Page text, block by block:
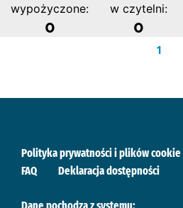
wypożyczone:
0
w czytelni:
0
1
Polityka prywatności i plików cookie
FAQ
Deklaracja dostępności
Dane pochodzą z systemu: